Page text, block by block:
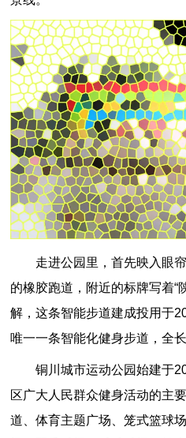
走进公园里，首先映入眼
的橡胶跑道，附近的标牌写着“
解，这条智能步道建成投用于
唯一一条智能化健身步道，全长
铜川城市运动公园始建于
区广大人民群众健身活动的主
道、体育主题广场、笼式篮球